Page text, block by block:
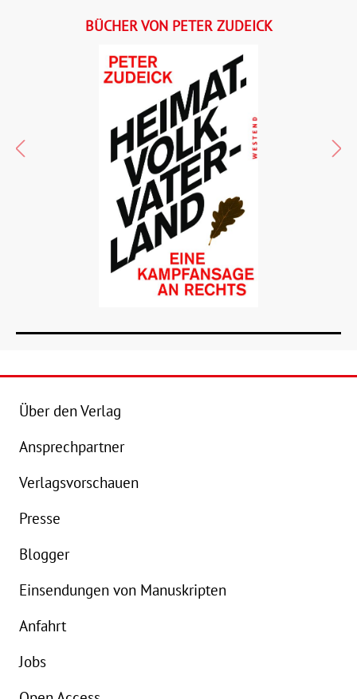
BÜCHER VON PETER ZUDEICK
Über den Verlag
Ansprechpartner
Verlagsvorschauen
Presse
Blogger
Einsendungen von Manuskripten
Anfahrt
Jobs